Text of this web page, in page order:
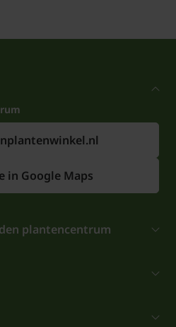
in Google Maps
plantencentrum